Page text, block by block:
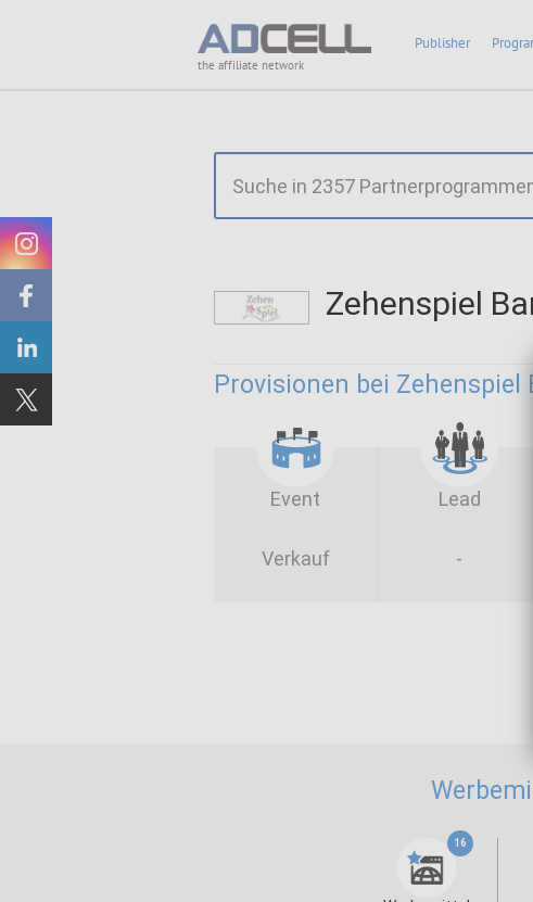
the affiliate network
Publisher
Zehenspiel
Provisionen bei
Event Lead
Verkauf -
16